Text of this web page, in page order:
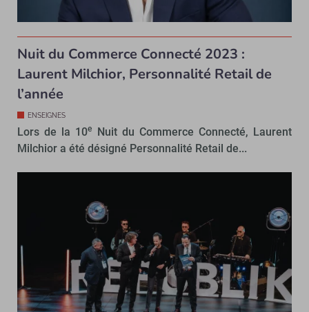
Nuit du Commerce Connecté 2023 :
Laurent Milchior, Personnalité Retail de
l’année
ENSEIGNES
Lors de la 10e
Nuit du Commerce Connecté, Laurent
Milchior a été désigné Personnalité Retail de...